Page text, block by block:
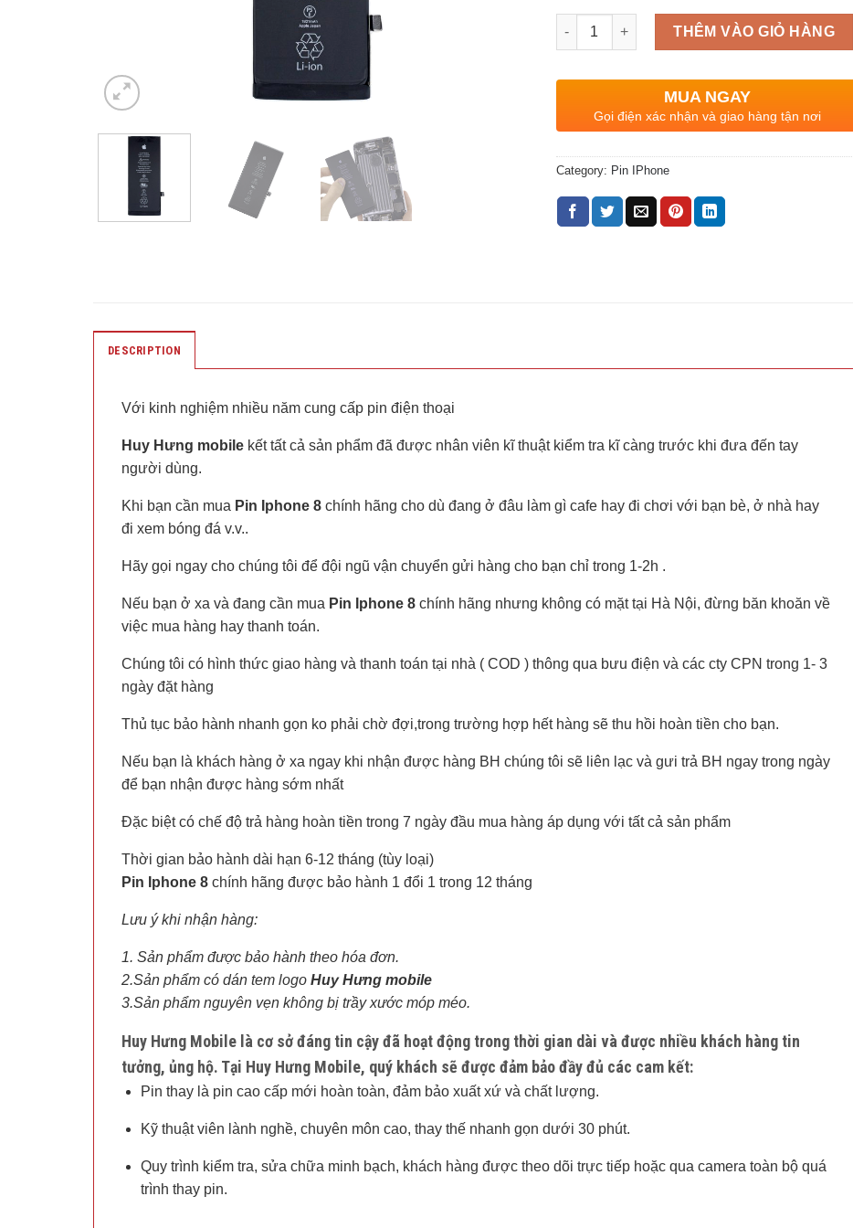
Quantity
THÊM VÀO GIỎ HÀNG
MUA NGAY
Gọi điện xác nhận và giao hàng tận nơi
Category: Pin IPhone
DESCRIPTION
Với kinh nghiệm nhiều năm cung cấp pin điện thoại
Huy Hưng mobile kết tất cả sản phẩm đã được nhân viên kĩ thuật kiểm tra kĩ càng trước khi đưa đến tay
người dùng.
Khi bạn cần mua Pin Iphone 8 chính hãng cho dù đang ở đâu làm gì cafe hay đi chơi với bạn bè, ở nhà hay
đi xem bóng đá v.v..
Hãy gọi ngay cho chúng tôi để đội ngũ vận chuyển gửi hàng cho bạn chỉ trong 1-2h .
Nếu bạn ở xa và đang cần mua Pin Iphone 8 chính hãng nhưng không có mặt tại Hà Nội, đừng băn khoăn về
việc mua hàng hay thanh toán.
Chúng tôi có hình thức giao hàng và thanh toán tại nhà ( COD ) thông qua bưu điện và các cty CPN trong 1- 3
ngày đặt hàng
Thủ tục bảo hành nhanh gọn ko phải chờ đợi,trong trường hợp hết hàng sẽ thu hồi hoàn tiền cho bạn.
Nếu bạn là khách hàng ở xa ngay khi nhận được hàng BH chúng tôi sẽ liên lạc và gưi trả BH ngay trong ngày
để bạn nhận được hàng sớm nhất
Đặc biệt có chế độ trả hàng hoàn tiền trong 7 ngày đầu mua hàng áp dụng với tất cả sản phẩm
Thời gian bảo hành dài hạn 6-12 tháng (tùy loại)
Pin Iphone 8 chính hãng được bảo hành 1 đổi 1 trong 12 tháng
Lưu ý khi nhận hàng:
1. Sản phẩm được bảo hành theo hóa đơn.
2.Sản phẩm có dán tem logo Huy Hưng mobile
3.Sản phẩm nguyên vẹn không bị trầy xước móp méo.
Huy Hưng Mobile là cơ sở đáng tin cậy đã hoạt động trong thời gian dài và được nhiều khách hàng tin
tưởng, ủng hộ. Tại Huy Hưng Mobile, quý khách sẽ được đảm bảo đầy đủ các cam kết:
Pin thay là pin cao cấp mới hoàn toàn, đảm bảo xuất xứ và chất lượng.
Kỹ thuật viên lành nghề, chuyên môn cao, thay thế nhanh gọn dưới 30 phút.
Quy trình kiểm tra, sửa chữa minh bạch, khách hàng được theo dõi trực tiếp hoặc qua camera toàn bộ quá
trình thay pin.